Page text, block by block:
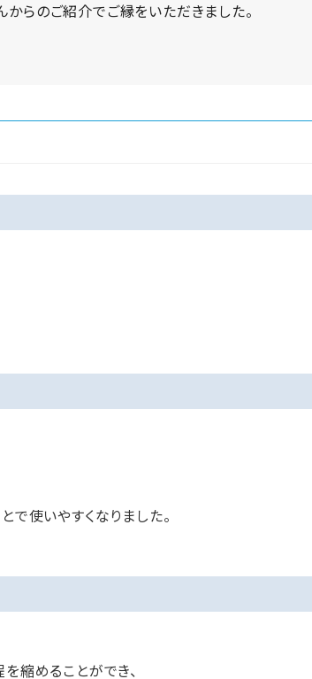
らのご紹介でご縁をいただきました。
で使いやすくなりました。
縮めることができ、